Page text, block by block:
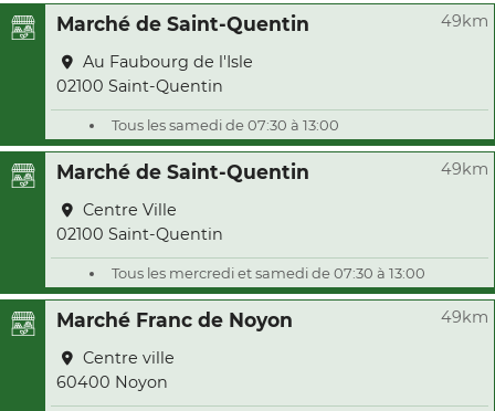
Marché de Saint-Quentin 49km
Au Faubourg de l'Isle
02100 Saint-Quentin
Tous les samedi de 07:30 à 13:00
Marché de Saint-Quentin 49km
Centre Ville
02100 Saint-Quentin
Tous les mercredi et samedi de 07:30 à 13:00
Marché Franc de Noyon 49km
Centre ville
60400 Noyon